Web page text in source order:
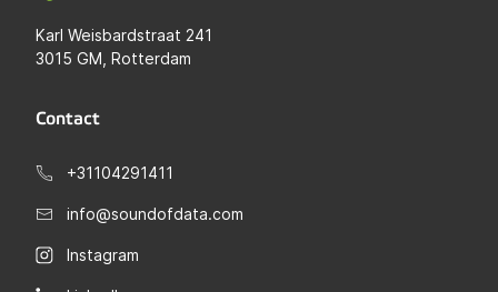
Karl Weisbardstraat 241
3015 GM, Rotterdam
Contact
+31104291411
info@soundofdata.com
Instagram